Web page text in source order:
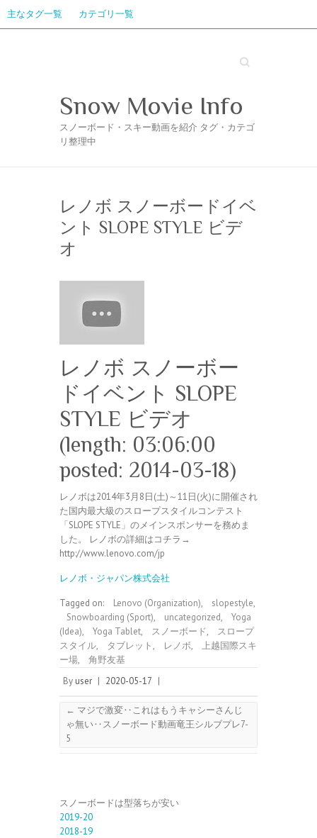
主なタグ一覧 カテゴリ一覧
Search
Snow Movie Info
スノーボード・スキー動画を紹介 タグ・カテゴ
リ整理中
レノボ スノーボードイベ
ント SLOPE STYLE ビデ
オ
レノボ スノーボー
ドイベント SLOPE
STYLE ビデオ
(length: 03:06:00
posted: 2014-03-18)
レノボは2014年3月8日(土)～11日(火)に開催され
た国内最大級のスロープスタイルコンテスト
「SLOPE STYLE」のメインスポンサーを務めま
した。 レノボの詳細はコチラ→
http://www.lenovo.com/jp
レノボ・ジャパン株式会社
Tagged on: Lenovo (Organization), slopestyle,
Snowboarding (Sport), uncategorized,
Yoga
(Idea), Yoga Tablet, スノーボード,
スロープ
スタイル, タブレット, レノボ,
上越国際スキ
ー場,
角野友基
By user | 2020-05-17 |
← マジで激変‥これはもうキャシーさんじ
ゃ無い‥スノーボード動画竜王シルブプレ7-
5
スノーボードは型落ちが安い
2019-20
2018-19